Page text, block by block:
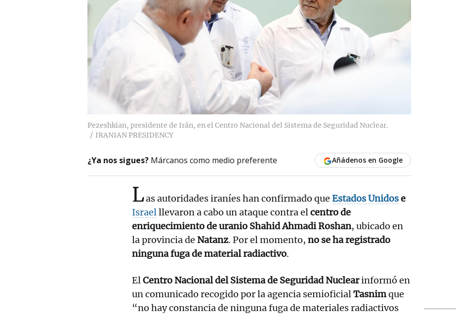
Pezeshkian, presidente de Irán, en el Centro Nacional del Sistema de Seguridad Nuclear.
IRANIAN PRESIDENCY
¿Ya nos sigues? Márcanos como medio preferente Añádenos en Google
Las autoridades iraníes han confirmado que Estados Unidose
Israelllevaron a cabo un ataque contra elcentro de
enriquecimiento de uranio Shahid Ahmadi Roshan, ubicado en
la provincia de Natanz. Por el momento, no se ha registrado
ninguna fuga de material radiactivo.
ElCentro Nacional del Sistema de Seguridad Nuclearinformó en
un comunicado recogido por la agencia semioficialTasnimque
“no hay constancia de ninguna fuga de materiales radiactivos